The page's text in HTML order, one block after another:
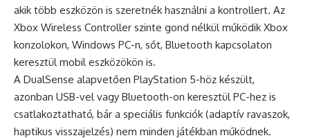
akik több eszközön is szeretnék használni a kontrollert. Az
Xbox Wireless Controller szinte gond nélkül működik Xbox
konzolokon, Windows PC-n, sőt, Bluetooth kapcsolaton
keresztül mobil eszközökön is.
A DualSense alapvetően PlayStation 5-höz készült,
azonban USB-vel vagy Bluetooth-on keresztül PC-hez is
csatlakoztatható, bár a speciális funkciók (adaptív ravaszok,
haptikus visszajelzés) nem minden játékban működnek.